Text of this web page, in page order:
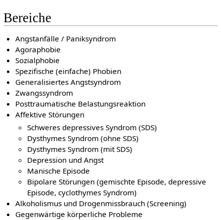
Bereiche
Angstanfälle / Paniksyndrom
Agoraphobie
Sozialphobie
Spezifische (einfache) Phobien
Generalisiertes Angstsyndrom
Zwangssyndrom
Posttraumatische Belastungsreaktion
Affektive Störungen
Schweres depressives Syndrom (SDS)
Dysthymes Syndrom (ohne SDS)
Dysthymes Syndrom (mit SDS)
Depression und Angst
Manische Episode
Bipolare Störungen (gemischte Episode, depressive
Episode, cyclothymes Syndrom)
Alkoholismus und Drogenmissbrauch (Screening)
Gegenwärtige körperliche Probleme